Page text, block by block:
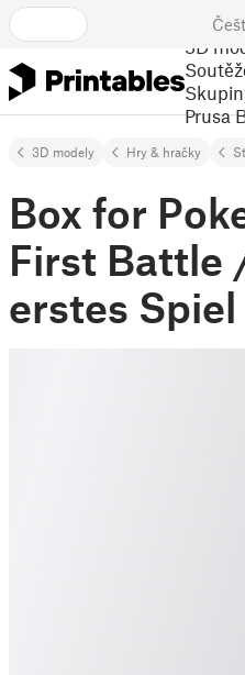
3D
Prusa
3D modely Hry & hračky
Box for
First Battle
erstes Spiel